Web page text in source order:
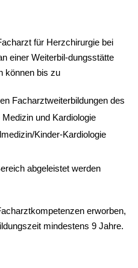
für Herzchirurgie bei
einer Weiterbil-dungsstätte
können bis zu
Facharztweiterbildungen des
und Kardiologie
Kinder-Kardiologie
abgeleistet werden
erworben,
mindestens 9 Jahre.